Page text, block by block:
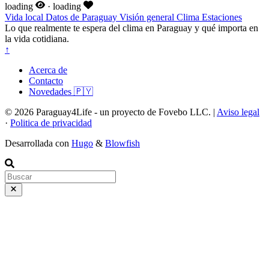
loading
· loading
Vida local Datos de Paraguay Visión general Clima Estaciones
Lo que realmente te espera del clima en Paraguay y qué importa en
la vida cotidiana.
↑
Acerca de
Contacto
Novedades 🇵🇾
© 2026 Paraguay4Life - un proyecto de Fovebo LLC. | Aviso legal
· Politica de privacidad
Desarrollada con Hugo & Blowfish